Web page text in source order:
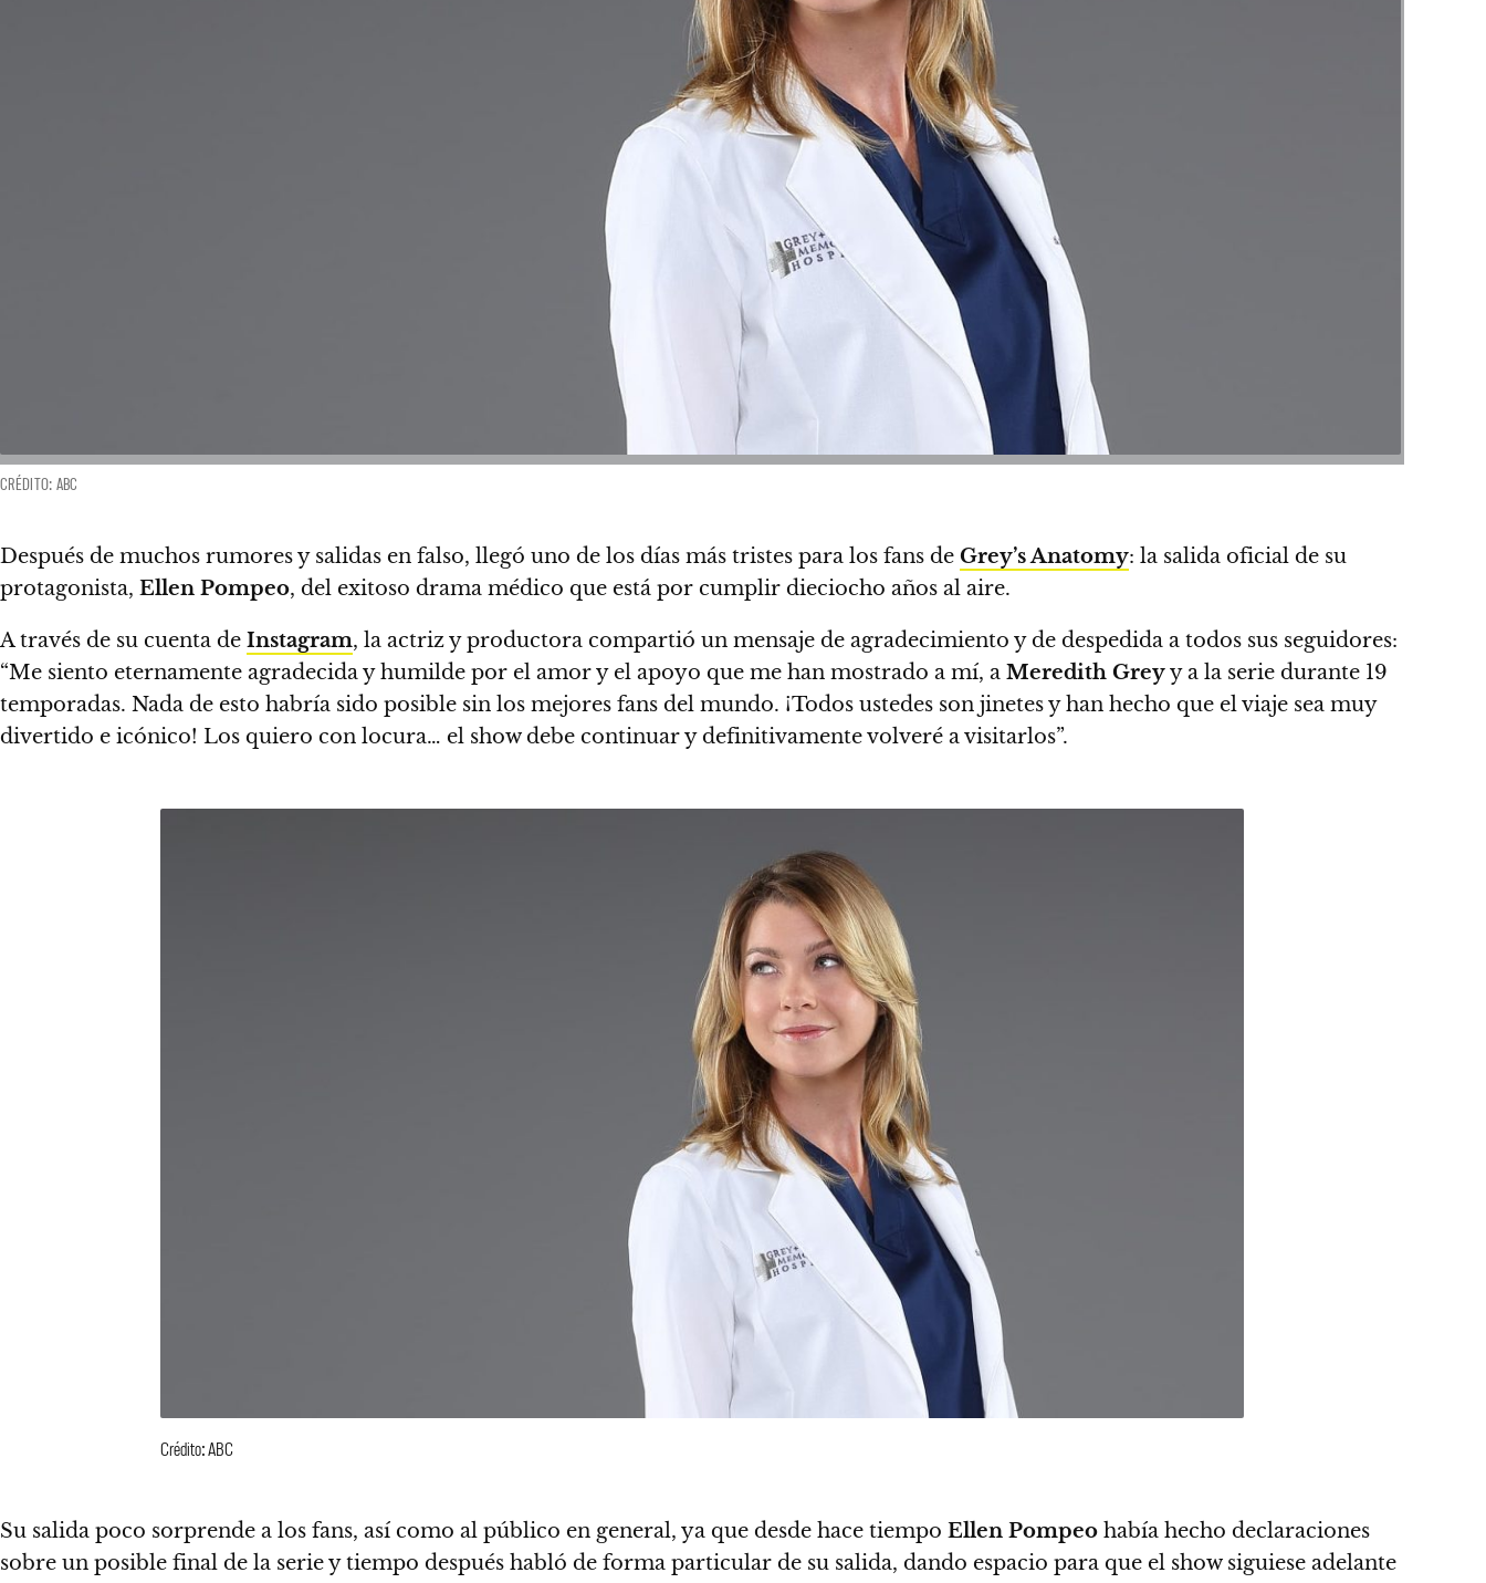
CRÉDITO: ABC
Después de muchos rumores y salidas en falso, llegó uno de los días más tristes para los fans de Grey’s Anatomy: la salida oficial de su
protagonista, Ellen Pompeo, del exitoso drama médico que está por cumplir dieciocho años al aire.
A través de su cuenta de Instagram, la actriz y productora compartió un mensaje de agradecimiento y de despedida a todos sus seguidores:
“Me siento eternamente agradecida y humilde por el amor y el apoyo que me han mostrado a mí, a Meredith Greyy a la serie durante 19
temporadas. Nada de esto habría sido posible sin los mejores fans del mundo. ¡Todos ustedes son jinetes y han hecho que el viaje sea muy
divertido e icónico! Los quiero con locura… el show debe continuar y definitivamente volveré a visitarlos”.
Crédito: ABC
Su salida poco sorprende a los fans, así como al público en general, ya que desde hace tiempo Ellen Pompeo había hecho declaraciones
sobre un posible final de la serie y tiempo después habló de forma particular de su salida, dando espacio para que el show siguiese adelante